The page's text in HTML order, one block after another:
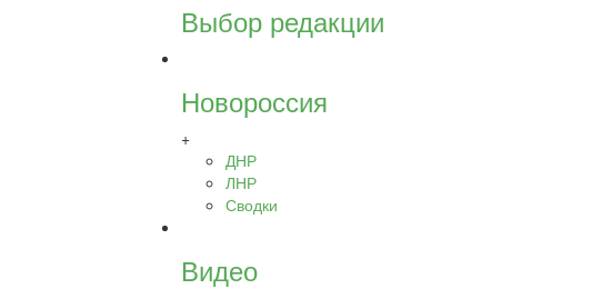
Выбор редакции
Новороссия
+
ДНР
ЛНР
Сводки
Видео